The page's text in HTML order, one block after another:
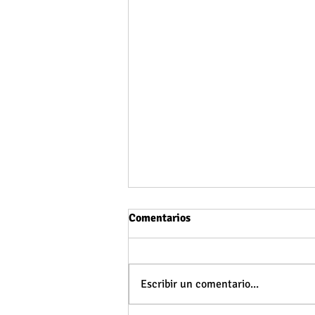
Comentarios
Escribir un comentario...